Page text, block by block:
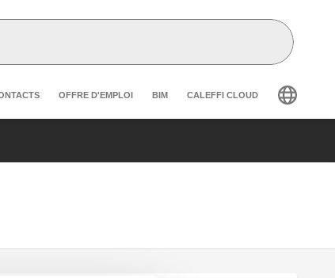
navigation
OFFRE D'EMPLOI BIM CALEFFI CLOUD